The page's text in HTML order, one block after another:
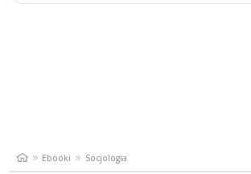
Ebooki Socjologia